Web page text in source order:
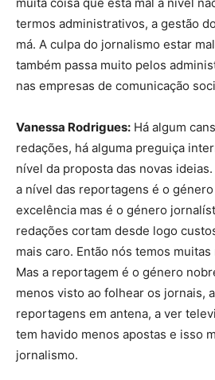
termos administrativos, a gestão
má. A culpa do jornalismo estar
também passa muito pelos
nas empresas de comunicação
Vanessa Rodrigues: Há algum
redações, há alguma preguiça
nível da proposta das novas
a nível das reportagens é o
excelência mas é o género
redações cortam desde logo
mais caro. Então nós temos
Mas a reportagem é o género
menos visto ao folhear os jornais,
reportagens em antena, a ver
tem havido menos apostas e isso
jornalismo.